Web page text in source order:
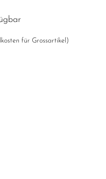
für Grossartikel )